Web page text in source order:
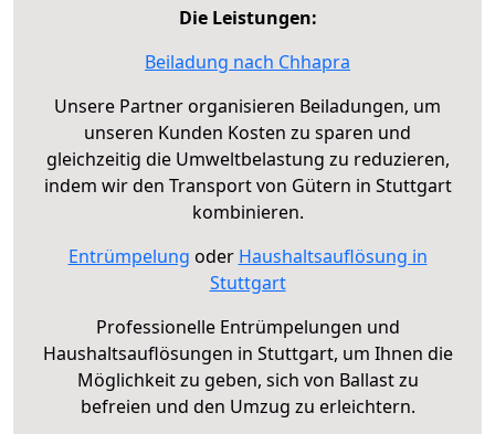
Die Leistungen:
Beiladung nach Chhapra
Unsere Partner organisieren Beiladungen, um
unseren Kunden Kosten zu sparen und
gleichzeitig die Umweltbelastung zu reduzieren,
indem wir den Transport von Gütern in Stuttgart
kombinieren.
Entrümpelung oder Haushaltsauflösung in
Stuttgart
Professionelle Entrümpelungen und
Haushaltsauflösungen in Stuttgart, um Ihnen die
Möglichkeit zu geben, sich von Ballast zu
befreien und den Umzug zu erleichtern.